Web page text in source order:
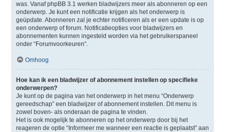
was. Vanaf phpBB 3.1 werken bladwijzers meer als abonneren op een
onderwerp. Je kunt een notificatie krijgen als het onderwerp is
geüpdate. Abonneren zal je echter notificeren als er een update is op
een onderwerp of forum. Notificatieopties voor bladwijzers en
abonnementen kunnen ingesteld worden via het gebruikerspaneel
onder “Forumvoorkeuren”.
Omhoog
Hoe kan ik een bladwijzer of abonnement instellen op specifieke
onderwerpen?
Je kunt op de pagina van het onderwerp in het menu “Onderwerp
gereedschap” een bladwijzer of abonnement instellen. Dit menu is
zowel boven- als onderaan de pagina te vinden.
Het is ook mogelijk te abonneren op het onderwerp door bij het
reageren de optie “Informeer me wanneer een reactie is geplaatst” aan